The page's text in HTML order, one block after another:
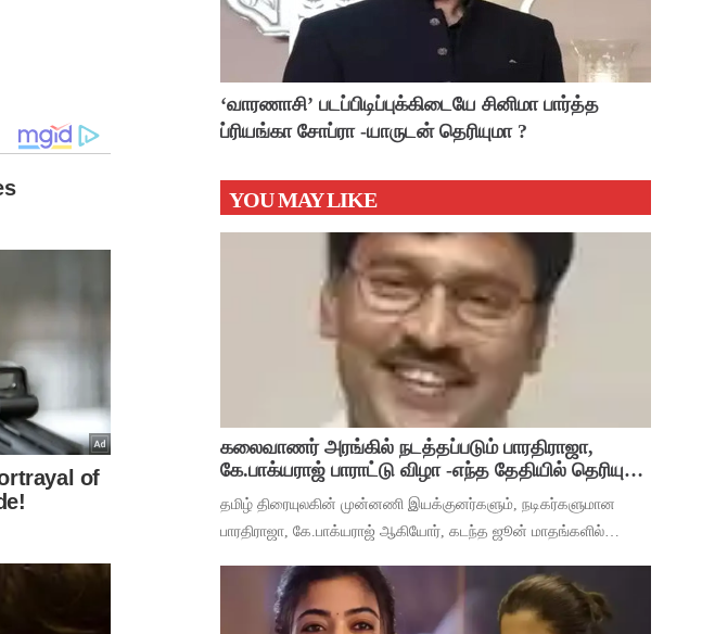
‘வாரணாசி’ படப்பிடிப்புக்கிடையே சினிமா பார்த்த
ப்ரியங்கா சோப்ரா -யாருடன் தெரியுமா ?
YOU MAY LIKE
கலைவாணர் அரங்கில் நடத்தப்படும் பாரதிராஜா,
கே.பாக்யராஜ் பாராட்டு விழா -எந்த தேதியில் தெரியுமா
தமிழ் திரையுலகின் முன்னணி இயக்குனர்களும், நடிகர்களுமான
பாரதிராஜா, கே.பாக்யராஜ் ஆகியோர், கடந்த ஜூன் மாதங்களில்
சாதனைகளை பாராட்டி கவுரவிக்கும் வகையில்,